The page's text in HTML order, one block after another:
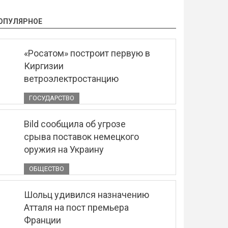
«Росатом» построит первую в
Киргизии
ветроэлектростанцию
ГОСУДАРСТВО
Bild сообщила об угрозе
срыва поставок немецкого
оружия на Украину
ОБЩЕСТВО
Шольц удивился назначению
Атталя на пост премьера
Франции